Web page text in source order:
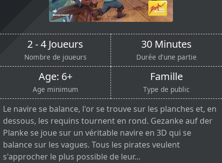
2 - 4 Joueurs
Nombre de joueurs
30 Minutes
Durée d'une partie
Age: 6+
Age minimum
Famille
Type de public
Le navire se balance, l'or se trouve sur les planches et, en
dessous, les requins tournent en rond. Gezanke auf der
Planke se joue sur un véritable navire en 3D qui se
balance sur les vagues. Tous les pirates veulent
s'approcher le plus possible de leur...